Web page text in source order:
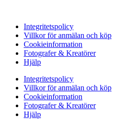
Integritetspolicy
Villkor för anmälan och köp
Cookieinformation
Fotografer & Kreatörer
Hjälp
Integritetspolicy
Villkor för anmälan och köp
Cookieinformation
Fotografer & Kreatörer
Hjälp